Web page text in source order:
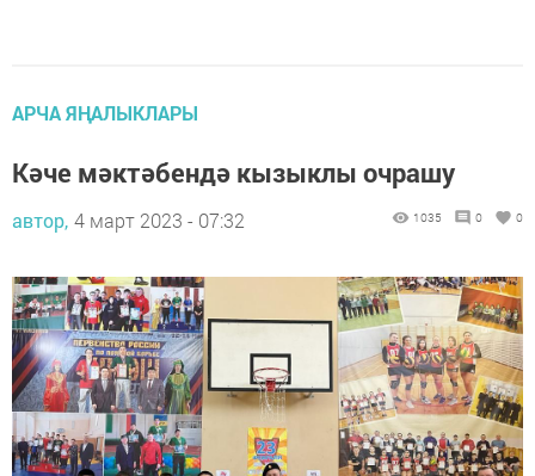
АРЧА ЯҢАЛЫКЛАРЫ
Кәче мәктәбендә кызыклы очрашу
автор, 4 март 2023 - 07:32 1035 0 0